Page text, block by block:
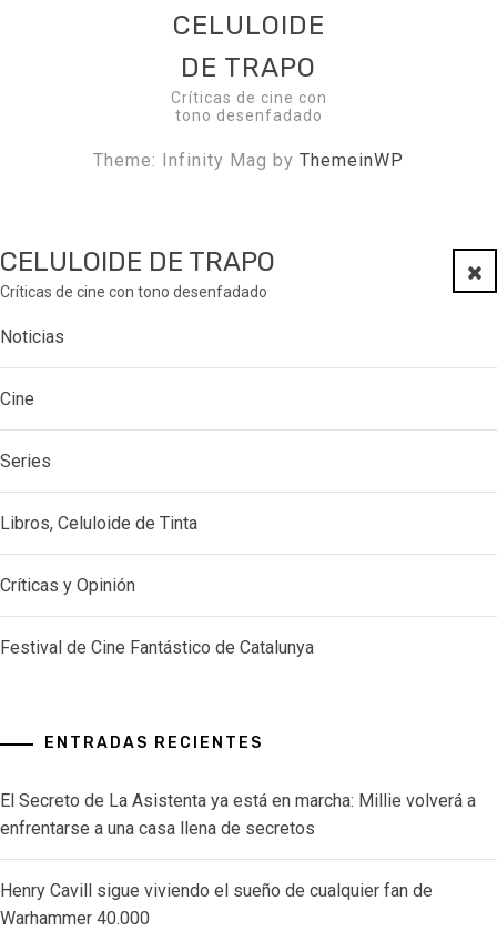
CELULOIDE
DE TRAPO
Críticas de cine con
tono desenfadado
Theme: Infinity Mag by ThemeinWP
CELULOIDE DE TRAPO
Críticas de cine con tono desenfadado
Noticias
Cine
Series
Libros, Celuloide de Tinta
Críticas y Opinión
Festival de Cine Fantástico de Catalunya
ENTRADAS RECIENTES
El Secreto de La Asistenta ya está en marcha: Millie volverá a
enfrentarse a una casa llena de secretos
Henry Cavill sigue viviendo el sueño de cualquier fan de
Warhammer 40.000